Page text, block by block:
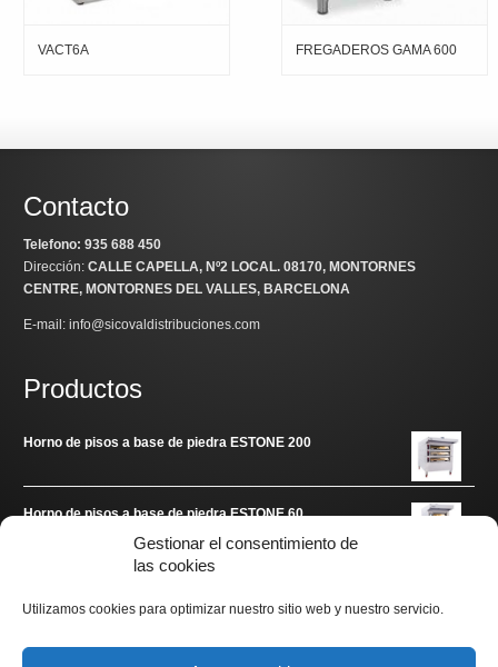
Gestionar el consentimiento de
las cookies
Utilizamos cookies para optimizar nuestro sitio web y nuestro servicio.
VACT6A FREGADEROS GAMA 600
Contacto
Telefono: 935 688 450
Dirección:CALLE CAPELLA, Nº2 LOCAL. 08170, MONTORNES
CENTRE, MONTORNES DEL VALLES, BARCELONA
E-mail: info@sicovaldistribuciones.com
Productos
Horno de pisos a base de piedra ESTONE 200
Horno de pisos a base de piedra ESTONE 60
Enlaces de interés
www.arditec.es